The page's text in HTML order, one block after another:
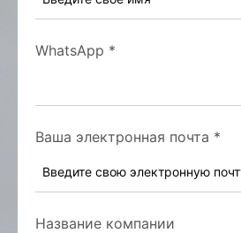
WhatsApp *
Ваша электронная почта *
Название компании